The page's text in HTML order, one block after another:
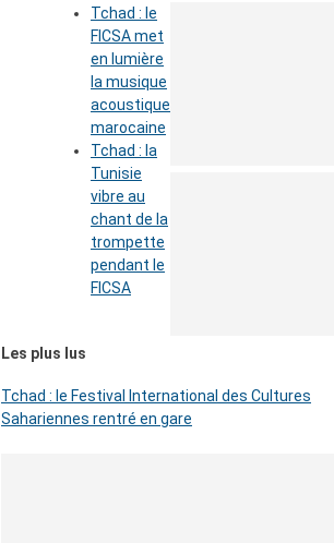
Tchad : le
FICSA met
en lumière
la musique
acoustique
marocaine
Tchad : la
Tunisie
vibre au
chant de la
trompette
pendant le
FICSA
Les plus lus
Tchad : le Festival International des Cultures
Sahariennes rentré en gare